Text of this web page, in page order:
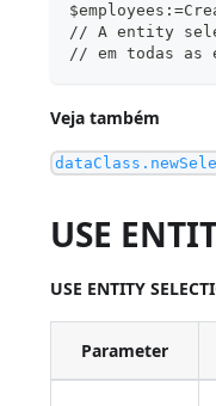
// A entity
// em todas as
Veja também
USE
USE ENTITY
Parameter